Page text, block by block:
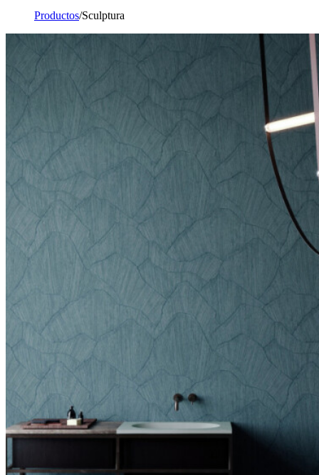
Productos Sculptura